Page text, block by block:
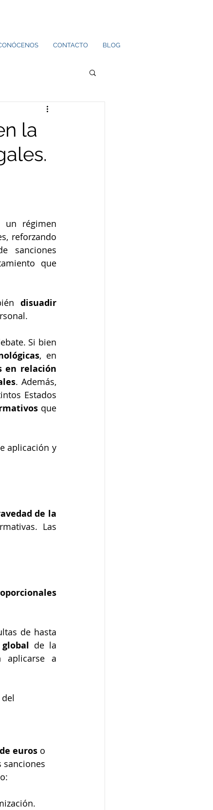
CONTACTO BLOG
la
un régimen
reforzando
sanciones
que
disuadir
Si bien
, en
en relación
. Además,
Estados
que
aplicación y
de la
Las
de la
aplicarse a
euros o
sanciones